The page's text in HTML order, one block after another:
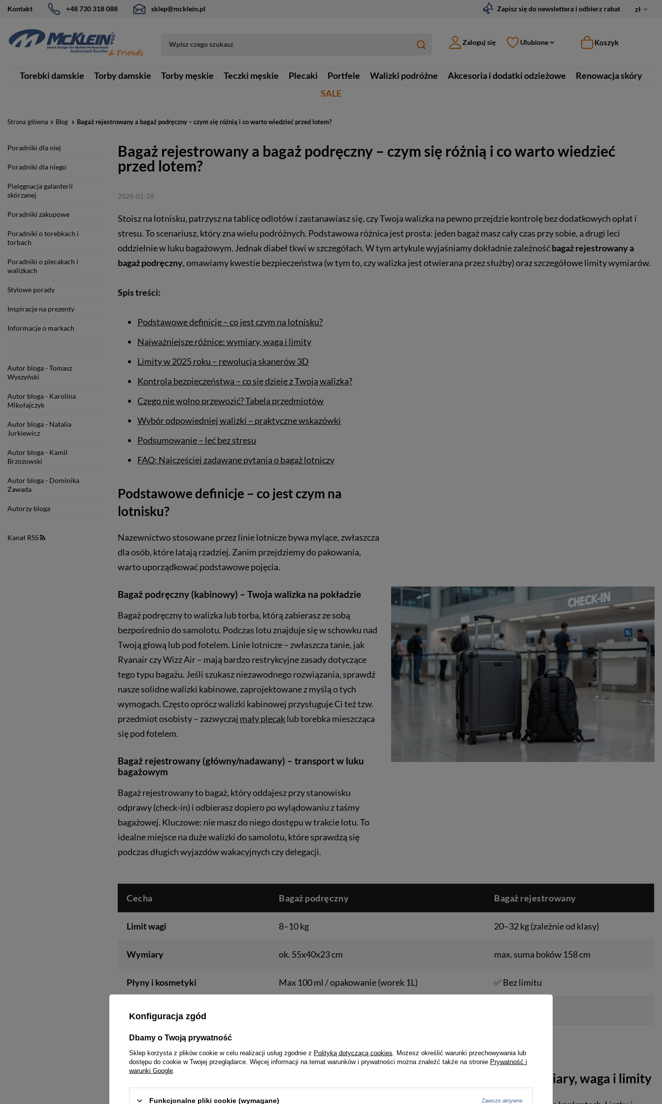
Kontakt +48 730 318 088 sklep@mcklein.pl Zapisz się do newslettera i odbierz rabat zł
Zaloguj się Ulubione Koszyk
Torebki damskie Torby damskie Torby męskie Teczki męskie Plecaki Portfele Walizki podróżne Akcesoria i dodatki odzieżowe
Renowacja skóry
SALE
Strona główna Blog Bagaż rejestrowany a bagaż podręczny – czym się różnią i co warto wiedzieć przed lotem?
Poradniki dla niej
Poradniki dla niego
Pielęgnacja galanterii
skórzanej
Poradniki zakupowe
Poradniki o torebkach i
torbach
Poradniki o plecakach i
walizkach
Stylowe porady
Inspiracje na prezenty
Informacje o markach
Autor bloga - Tomasz
Wyszyński
Autor bloga - Karolina
Mikołajczyk
Autor bloga - Natalia
Jurkiewicz
Autor bloga - Kamil
Brzozowski
Autor bloga - Dominika
Zawada
Autorzy bloga
Kanał RSS
Bagaż rejestrowany a bagaż podręczny – czym się różnią i co warto wiedzieć
przed lotem?
2026-01-28
Stoisz na lotnisku, patrzysz na tablicę odlotów i zastanawiasz się, czy Twoja walizka na pewno przejdzie kontrolę bez dodatkowych opłat i
stresu. To scenariusz, który zna wielu podróżnych. Podstawowa różnica jest prosta: jeden bagaż masz cały czas przy sobie, a drugi leci
oddzielnie w luku bagażowym. Jednak diabeł tkwi w szczegółach. W tym artykule wyjaśniamy dokładnie zależnośćbagaż rejestrowany a
bagaż podręczny, omawiamy kwestie bezpieczeństwa (w tym to, czy walizka jest otwierana przez służby) oraz szczegółowe limity wymiarów.
Spis treści:
Podstawowe definicje – co jest czym na lotnisku?
Najważniejsze różnice: wymiary, waga i limity
Limity w 2025 roku – rewolucja skanerów 3D
Kontrola bezpieczeństwa – co się dzieje z Twoją walizką?
Czego nie wolno przewozić? Tabela przedmiotów
Wybór odpowiedniej walizki – praktyczne wskazówki
Podsumowanie – leć bez stresu
FAQ: Najczęściej zadawane pytania o bagaż lotniczy
Podstawowe definicje – co jest czym na
lotnisku?
Nazewnictwo stosowane przez linie lotnicze bywa mylące, zwłaszcza
dla osób, które latają rzadziej. Zanim przejdziemy do pakowania,
warto uporządkować podstawowe pojęcia.
Bagaż podręczny (kabinowy) – Twoja walizka na pokładzie
Bagaż podręczny to walizka lub torba, którą zabierasz ze sobą
bezpośrednio do samolotu. Podczas lotu znajduje się w schowku nad
Twoją głową lub pod fotelem. Linie lotnicze – zwłaszcza tanie, jak
Ryanair czy Wizz Air – mają bardzo restrykcyjne zasady dotyczące
tego typu bagażu. Jeśli szukasz niezawodnego rozwiązania, sprawdź
nasze solidne walizki kabinowe, zaprojektowane z myślą o tych
wymogach. Często oprócz walizki kabinowej przysługuje Ci też tzw.
przedmiot osobisty – zazwyczaj mały plecaklub torebka mieszcząca
się pod fotelem.
Bagaż rejestrowany (główny/nadawany) – transport w luku
bagażowym
Bagaż rejestrowany to bagaż, który oddajesz przy stanowisku
odprawy (check-in) i odbierasz dopiero po wylądowaniu z taśmy
bagażowej. Kluczowe: nie masz do niego dostępu w trakcie lotu. To
idealne miejsce na duże walizki do samolotu, które sprawdzą się
podczas długich wyjazdów wakacyjnych czy delegacji.
Cecha Bagaż podręczny Bagaż rejestrowany
Limit wagi 8–10 kg 20–32 kg (zależnie od klasy)
Wymiary ok. 55x40x23 cm max. suma boków 158 cm
Płyny i kosmetyki Max 100 ml / opakowanie (worek 1L) ✅ Bez limitu
Powerbank / e-papieros
Dostęp podczas lotu
Najważniejsze różnice: wymiary, waga i limity
Konfiguracja zgód
Dbamy o Twoją prywatność
Sklep korzysta z plików cookie w celu realizacji usług zgodnie z Polityką dotyczącą cookies . Możesz określić warunki przechowywania lub
dostępu do cookie w Twojej przeglądarce. Więcej informacji na temat warunków i prywatności można znaleźć także na stronie Prywatność i
warunki Google
Funkcjonalne pliki cookie (wymagane) Zawsze aktywne